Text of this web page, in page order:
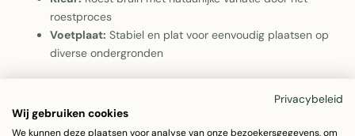
roestproces
Voetplaat: Stabiel en plat voor eenvoudig plaatsen op
diverse ondergronden
goed in de woonkamer met deze stoere look heeft u echt een
eyecatcher.
Privacybeleid
Wij gebruiken cookies
We kunnen deze plaatsen voor analyse van onze bezoekersgegevens, om